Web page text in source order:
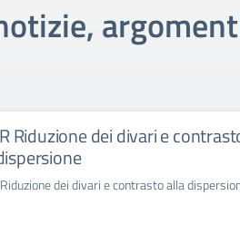
Riduzione dei divari e
dei divari e contrasto alla